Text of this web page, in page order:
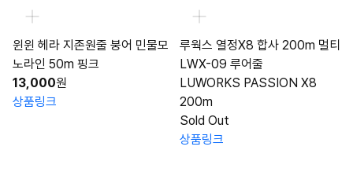
윈윈 헤라 지존원줄 붕어 민물모
노라인 50m 핑크
13,000원
상품링크
루웍스 열정X8 합사 200m 멀티
LWX-09 루어줄
LUWORKS PASSION X8
200m
Sold Out
상품링크